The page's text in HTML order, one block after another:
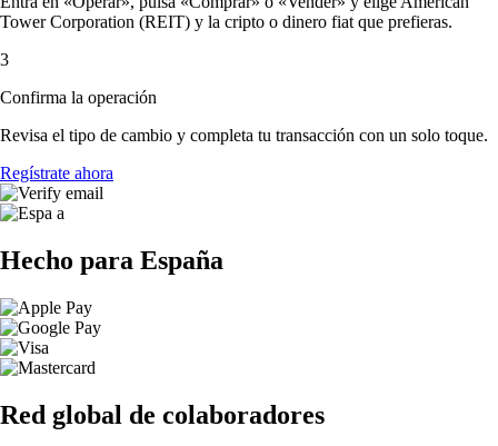
Tower Corporation (REIT) y la cripto o dinero fiat que prefieras.
3
Confirma la operación
Revisa el tipo de cambio y completa tu transacción con un solo toque.
Regístrate ahora
Hecho para España
Red global de colaboradores